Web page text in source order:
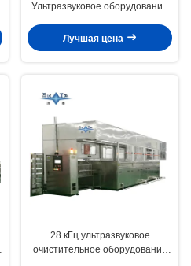
Ультразвуковое оборудование
очистные машины на заказ
Лучшая цена
28 кГц ультразвуковое
очистительное оборудование